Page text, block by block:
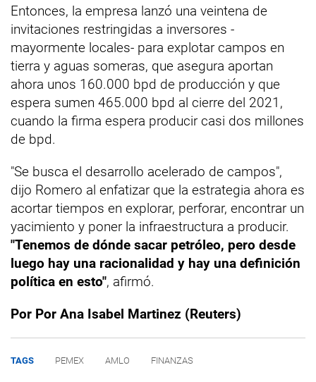
Entonces, la empresa lanzó una veintena de
invitaciones restringidas a inversores -
mayormente locales- para explotar campos en
tierra y aguas someras, que asegura aportan
ahora unos 160.000 bpd de producción y que
espera sumen 465.000 bpd al cierre del 2021,
cuando la firma espera producir casi dos millones
de bpd.
"Se busca el desarrollo acelerado de campos",
dijo Romero al enfatizar que la estrategia ahora es
acortar tiempos en explorar, perforar, encontrar un
yacimiento y poner la infraestructura a producir.
"Tenemos de dónde sacar petróleo, pero desde
luego hay una racionalidad y hay una definición
política en esto", afirmó.
Por Por Ana Isabel Martinez (Reuters)
TAGS PEMEX AMLO FINANZAS